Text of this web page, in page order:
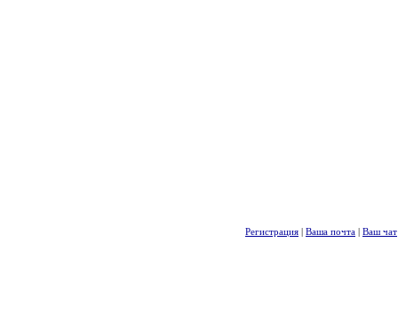
Регистрация | Ваша почта | Ваш чат